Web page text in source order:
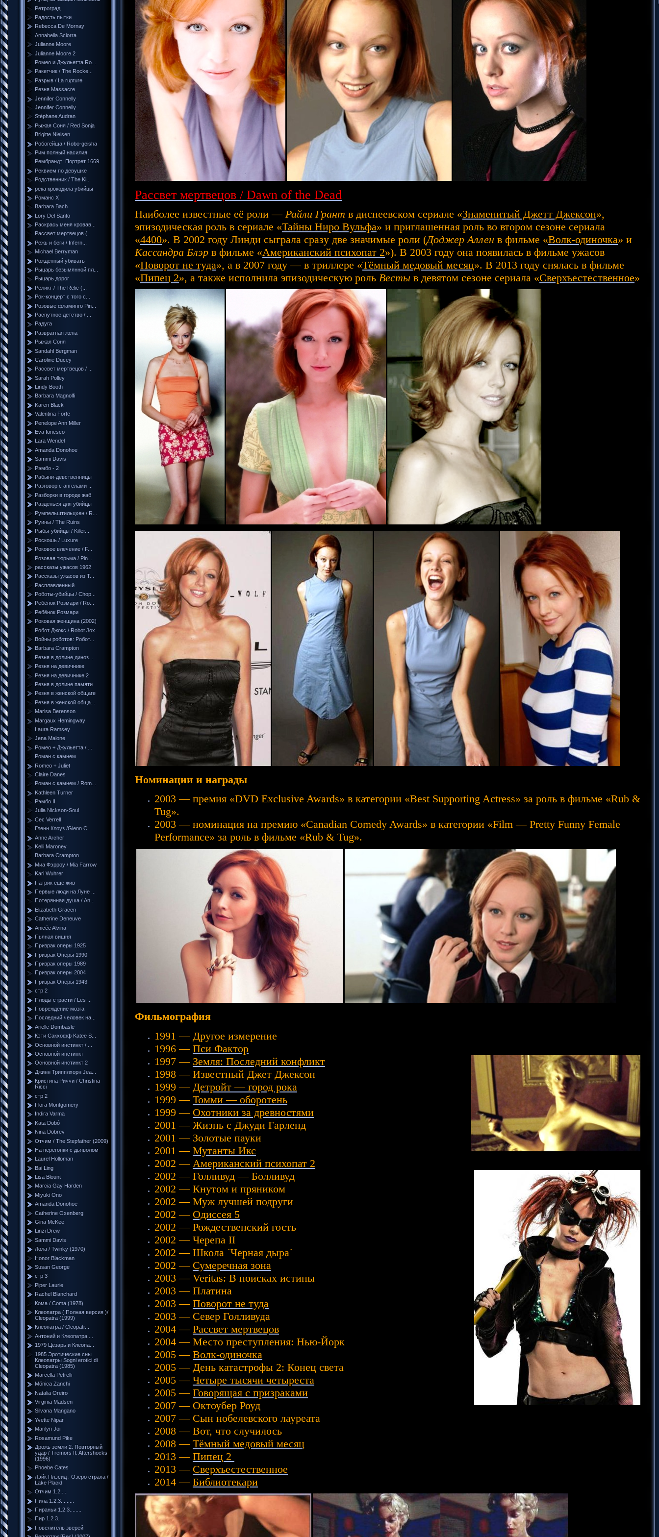
Ретроград
Радость пытки
Rebecca De Mornay
Annabella Sciorra
Julianne Moore
Julianne Moore 2
Ромео и Джульетта Ro...
Ракетчик / The Rocke...
Разрыв / La rupture
Резня Massacre
Jennifer Connelly
Jennifer Connelly
Stéphane Audran
Рыжая Соня / Red Sonja
Brigitte Nielsen
Робогейша / Robo-geisha
Рим полный насилия
Рембрандт: Портрет 1669
Реквием по девушке
Родственник / The Ki...
река крокодила убийцы
Романс Х
Barbara Bach
Lory Del Santo
Раскрась меня кровав...
Рассвет мертвецов (...
Режь и беги / Infern...
Michael Berryman
Рожденный убивать
Рыцарь безымянной пл...
Рыцарь дорог
Реликт / The Relic (...
Рок-концерт с того с...
Розовые фламинго Pin...
Распутное детство / ...
Радуга
Развратная жена
Рыжая Соня
Sandahl Bergman
Caroline Ducey
Рассвет мертвецов / ...
Sarah Polley
Lindy Booth
Barbara Magnolfi
Karen Black
Valentina Forte
Penelope Ann Miller
Eva Ionesco
Lara Wendel
Amanda Donohoe
Sammi Davis
Рэмбо - 2
Рабыни-девственницы
Разговор с ангелами ...
Разборки в городе жаб
Разденься для убийцы
Румпельштильцхен / R...
Руины / The Ruins
Рыбы-убийцы / Killer...
Роскошь / Luxure
Роковое влечение / F...
Розовая тюрьма / Pin...
рассказы ужасов 1962
Рассказы ужасов из Т...
Расплавленный
Роботы-убийцы / Chop...
Ребёнок Розмари / Ro...
Ребёнок Розмари
Роковая женщина (2002)
Робот Джокс / Robot Jox
Войны роботов: Робот...
Barbara Crampton
Резня в долине диноз...
Резня на девичнике
Резня на девичнике 2
Резня в долине памяти
Резня в женской общаге
Резня в женской обща...
Marisa Berenson
Margaux Hemingway
Laura Ramsey
Jena Malone
Ромео + Джульетта / ...
Роман с камнем
Romeo + Juliet
Claire Danes
Роман с камнем / Rom...
Kathleen Turner
Рэмбо II
Julia Nickson-Soul
Cec Verrell
Гленн Клоуз /Glenn C...
Anne Archer
Kelli Maroney
Barbara Crampton
Миа Фэрроу / Mia Farrow
Kari Wuhrer
Патрик еще жив
Первые люди на Луне ...
Потерянная душа / An...
Elizabeth Gracen
Catherine Deneuve
Anicée Alvina
Пьяная вишня
Призрак оперы 1925
Призрак Оперы 1990
Призрак оперы 1989
Призрак оперы 2004
Призрак Оперы 1943
стр 2
Плоды страсти / Les ...
Повреждение мозга
Последний человек на...
Arielle Dombasle
Кэти Сакхофф Katee S...
Основной инстинкт / ...
Основной инстинкт
Основной инстинкт 2
Джинн Трипплхорн Jea...
Кристина Риччи / Christina
Ricci
стр 2
Flora Montgomery
Indira Varma
Kata Dobó
Nina Dobrev
Отчим / The Stepfather (2009)
На перегонки с дьяволом
Laurel Holloman
Bai Ling
Lisa Blount
Marcia Gay Harden
Miyuki Ono
Amanda Donohoe
Catherine Oxenberg
Gina McKee
Linzi Drew
Sammi Davis
Лола / Twinky (1970)
Honor Blackman
Susan George
стр 3
Piper Laurie
Rachel Blanchard
Кома / Coma (1978)
Клеопатра ( Полная версия )/
Cleopatra (1999)
Клеопатра / Cleopatr...
Антоний и Клеопатра ...
1979 Цезарь и Клеопа...
1985 Эротические сны
Клеопатры Sogni erotici di
Cleopatra (1985)
Marcella Petrelli
Mónica Zanchi
Natalia Oreiro
Virginia Madsen
Silvana Mangano
Yvette Nipar
Marilyn Joi
Rosamund Pike
Дрожь земли 2: Повторный
удар / Tremors II: Aftershocks
(1996)
Phoebe Cates
Лэйк Плэсид : Озеро страха /
Lake Placid
Отчим 1.2.....
Пила 1.2.3.........
Пираньи 1.2.3........
Пир 1.2.3.
Повелитель зверей
Рассвет мертвецов / Dawn of the Dead
Наиболее известные её роли — Райли Грант в диснеевском сериале «Знаменитый Джетт Джексон»,
эпизодическая роль в сериале «Тайны Ниро Вульфа» и приглашенная роль во втором сезоне сериала
«4400». В 2002 году Линди сыграла сразу две значимые роли (Доджер Аллен в фильме «Волк-одиночка» и
Кассандра Блэр в фильме «Американский психопат 2»). В 2003 году она появилась в фильме ужасов
«Поворот не туда», а в 2007 году — в триллере «Тёмный медовый месяц». В 2013 году снялась в фильме
«Пипец 2», а также исполнила эпизодическую роль Весты в девятом сезоне сериала «Сверхъестественное»
Номинации и награды
2003 — премия «DVD Exclusive Awards» в категории «Best Supporting Actress» за роль в фильме «Rub &
Tug».
2003 — номинация на премию «Canadian Comedy Awards» в категории «Film — Pretty Funny Female
Performance» за роль в фильме «Rub & Tug».
Фильмография
1991 — Другое измерение
1996 — Пси Фактор
1997 — Земля: Последний конфликт
1998 — Известный Джет Джексон
1999 — Детройт — город рока
1999 — Томми — оборотень
1999 — Охотники за древностями
2001 — Жизнь с Джуди Гарленд
2001 — Золотые пауки
2001 — Мутанты Икс
2002 — Американский психопат 2
2002 — Голливуд — Болливуд
2002 — Кнутом и пряником
2002 — Муж лучшей подруги
2002 — Одиссея 5
2002 — Рождественский гость
2002 — Черепа II
2002 — Школа `Черная дыра`
2002 — Сумеречная зона
2003 — Veritas: В поисках истины
2003 — Платина
2003 — Поворот не туда
2003 — Север Голливуда
2004 — Рассвет мертвецов
2004 — Место преступления: Нью-Йорк
2005 — Волк-одиночка
2005 — День катастрофы 2: Конец света
2005 — Четыре тысячи четыреста
2005 — Говорящая с призраками
2007 — Октоубер Роуд
2007 — Сын нобелевского лауреата
2008 — Вот, что случилось
2008 — Тёмный медовый месяц
2013 — Пипец 2
2013 — Сверхъестественное
2014 — Библиотекари